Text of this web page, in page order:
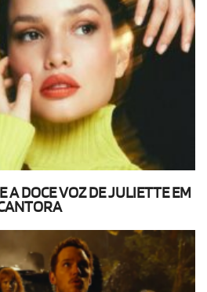
A DOCE VOZ DE JULIETTE EM